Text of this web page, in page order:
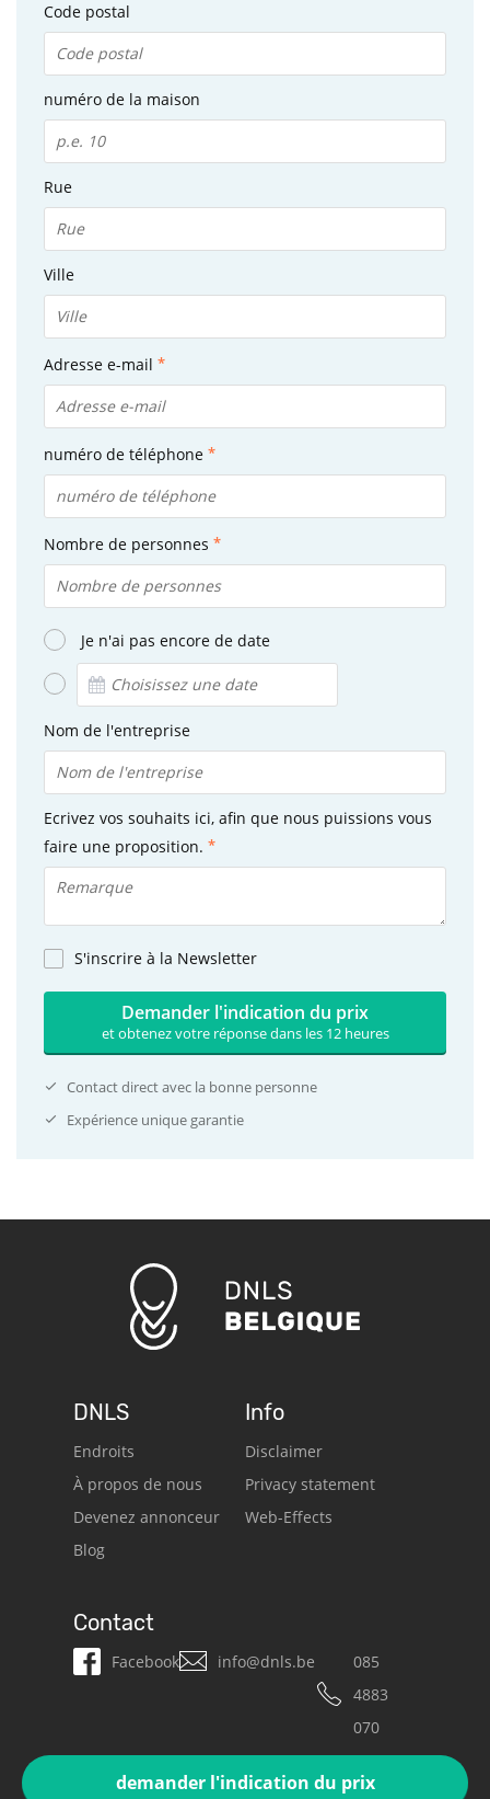
Code postal
numéro de la maison
Rue
Ville
Adresse e-mail
numéro de téléphone
Nombre de personnes
Je n'ai pas encore de date
Nom de l'entreprise
Ecrivez vos souhaits ici, afin que nous puissions vous
faire une proposition.
S'inscrire à la Newsletter
Demander l'indication du prix
et obtenez votre réponse dans les 12 heures
Contact direct avec la bonne personne
Expérience unique garantie
demander l'indication du prix
DNLS
Endroits
À propos de nous
Devenez annonceur
Blog
Info
Disclaimer
Privacy statement
Web-Effects
Contact
Facebook info@dnls.be
085
4883
070